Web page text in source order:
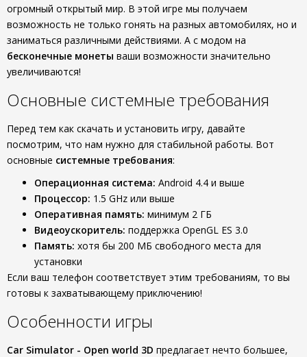
огромный открытый мир. В этой игре мы получаем
возможность не только гонять на разных автомобилях, но и
заниматься различными действиями. А с модом на
бесконечные монеты ваши возможности значительно
увеличиваются!
Основные системные требования
Перед тем как скачать и установить игру, давайте
посмотрим, что нам нужно для стабильной работы. Вот
основные системные требования:
Операционная система: Android 4.4 и выше
Процессор: 1.5 GHz или выше
Оперативная память: минимум 2 ГБ
Видеоускоритель: поддержка OpenGL ES 3.0
Память: хотя бы 200 МБ свободного места для
установки
Если ваш телефон соответствует этим требованиям, то вы
готовы к захватывающему приключению!
Особенности игры
Car Simulator - Open world 3D предлагает нечто большее,